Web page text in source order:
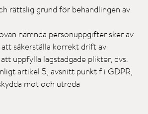
rättslig grund för behandlingen av
nämnda personuppgifter sker av
säkerställa korrekt drift av
uppfylla lagstadgade plikter, dvs.
artikel 5, avsnitt punkt f i GDPR,
mot och utreda